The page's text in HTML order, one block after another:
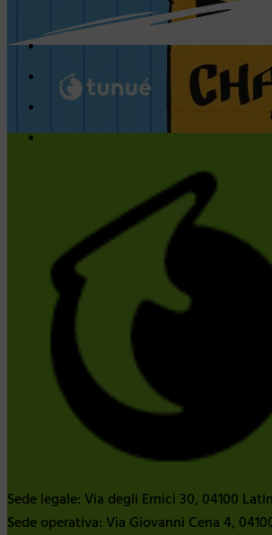
Sede legale: Via degli Ernici 30, 04100
Sede operativa: Via Giovanni Cena 4,